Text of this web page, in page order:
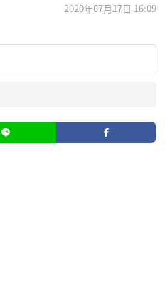
2020年07月17日 16:09